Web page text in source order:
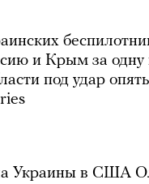
и Крым за одну
под удар
Украины в США